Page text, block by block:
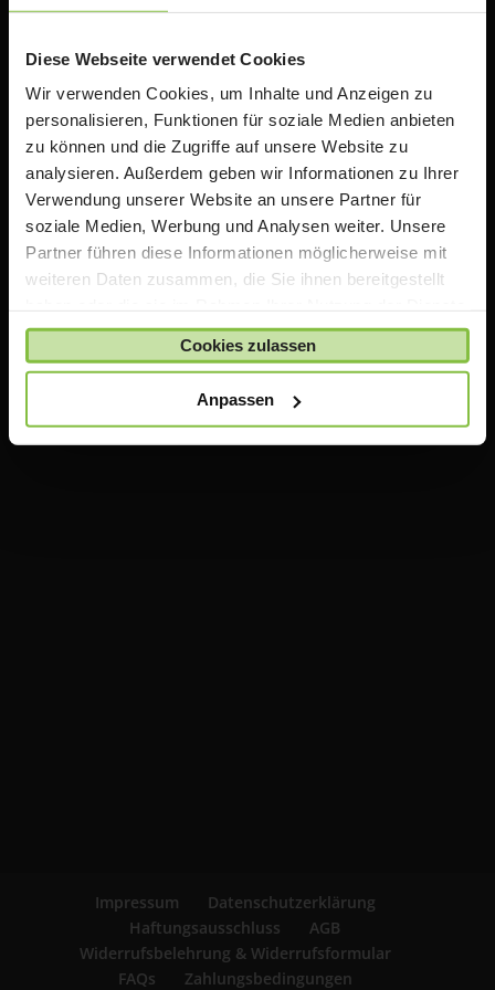
Diese Webseite verwendet Cookies
Wir verwenden Cookies, um Inhalte und Anzeigen zu
personalisieren, Funktionen für soziale Medien anbieten
zu können und die Zugriffe auf unsere Website zu
analysieren. Außerdem geben wir Informationen zu Ihrer
Verwendung unserer Website an unsere Partner für
soziale Medien, Werbung und Analysen weiter. Unsere
Partner führen diese Informationen möglicherweise mit
weiteren Daten zusammen, die Sie ihnen bereitgestellt
gesammelt haben.
Cookies zulassen
Anpassen
Rabatten auf Apple Produkte. Wir bieten zusätzlich
das Thema iPad in der Schule an.
Wichtiger Hinweis
Die auf TeacherStore.de gezeigten Preise beinhalten
bereits spezielle Rabatte für Lehrer und Schulen .
Für den Einkauf im TeacherStore.de benötigen Sie einen
aktuellen Nachweis über Ihre Lehrtätigkeit an einer
anerkannten Bildungseinrichtung.
Zahlung bei uns eingegangen ist und uns Ihr Nachweis
über Ihre Lehrtätigkeit vorliegt.
Impressum
Datenschutzerklärung
Haftungsausschluss
AGB
Widerrufsbelehrung & Widerrufsformular
FAQs
Zahlungsbedingungen